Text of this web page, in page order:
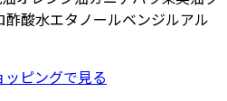
酢酸水エタノールベンジルアル
ッピングで見る